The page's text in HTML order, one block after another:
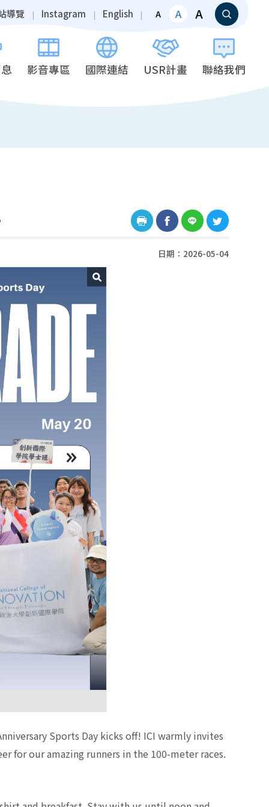
導覽 Instagram English A A A
影音專區 國際連結 USR計畫 聯絡我們
日期：2026-05-04
Sports Day kicks off! ICI warmly invites
for our amazing runners in the 100-meter races.